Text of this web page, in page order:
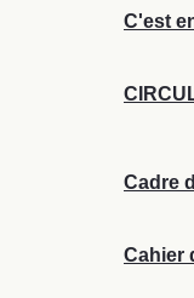
C'est
Cadre
Cahier